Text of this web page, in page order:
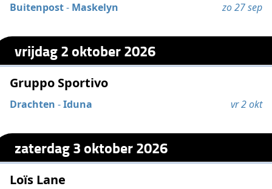
Buitenpost- Maskelyn zo 27 sep
vrijdag 2 oktober 2026
Gruppo Sportivo
Drachten -Iduna vr 2 okt
zaterdag 3 oktober 2026
Loïs Lane